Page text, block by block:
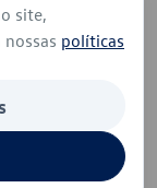
site,
políticas